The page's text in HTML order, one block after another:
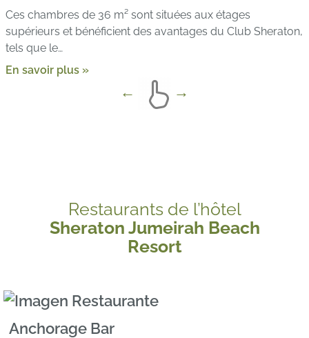
Ces chambres de 36 m² sont situées aux étages
supérieurs et bénéficient des avantages du Club Sheraton,
tels que le…
En savoir plus »
Restaurants de l’hôtel
Sheraton Jumeirah Beach
Resort
Anchorage Bar